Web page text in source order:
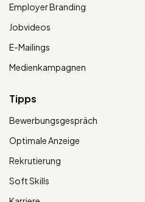
Employer Branding
Jobvideos
E-Mailings
Medienkampagnen
Tipps
Bewerbungsgespräch
Optimale Anzeige
Rekrutierung
Soft Skills